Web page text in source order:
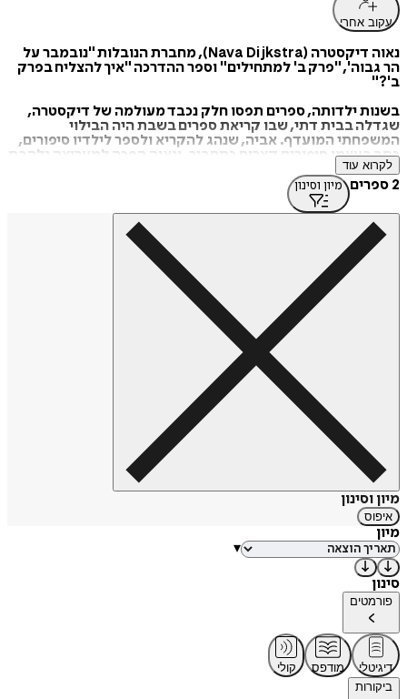
עקוב אחרי
נאוה דיקסטרה (Nava Dijkstra), מחברת הנובלות "נובמבר על
הר גבוה', "פרק ב' למתחילים" וספר ההדרכה "איך להצליח בפרק
ב'?"
בשנות ילדותה, ספרים תפסו חלק נכבד מעולמה של דיקסטרה,
שגדלה בבית דתי, שבו קריאת ספרים בשבת היה הבילוי
המשפחתי המועדף. אביה, שנהג להקריא ולספר לילדיו סיפורים,
כתב בעצמו סיפורים קצרים כתחביב, ונאוה הפכה למעריצה נלהבת
של סיפוריו. אמה, שעבדה בהוצאת ספרים, הקפידה למלא את
הספרייה הביתית בספרי ילדים, רומנים, ביוגרפיות וספרי בישול.
ספרה הראשון של דיקסטרה, "נובמבר על הר גבוה", יצא לאור
ב-2008, בעריכתו של תומר קרמן, וב-2016 יצא לאור ספרה השני
של דיקסטרה, "פרק ב' למתחילים", רומן המתאר את העליות
והמורדות במערכת יחסים בין רווקה לגרוש. מאז, כתבה דיקסטרה
חמישה ספרים נוספים באנגלית, שהועלו כולם לאמזון. האחרון
שבהם הוא ספרה Invisible Scar שנכתב ב-2020.
לקרוא עוד
2 ספרים מיון וסינון
מיון וסינון
איפוס
מיון
▾
סינון
פורמטים
דיגיטלי מודפס
קולי
ביקורות